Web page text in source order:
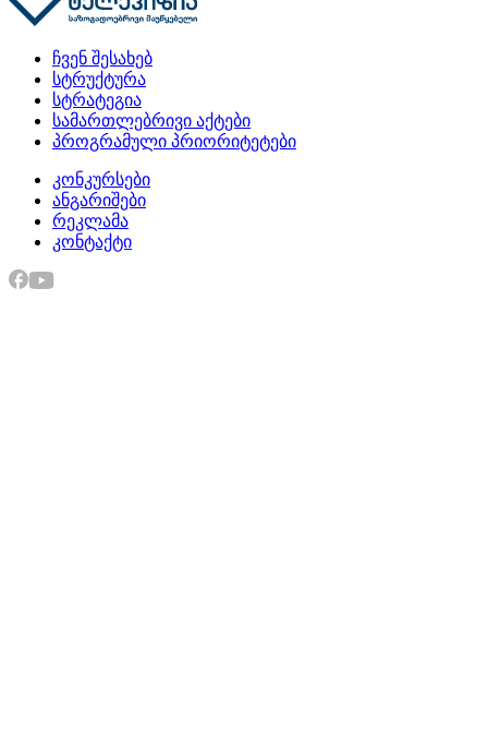
ჩვენ შესახებ
სტრუქტურა
სტრატეგია
სამართლებრივი აქტები
პროგრამული პრიორიტეტები
კონკურსები
ანგარიშები
რეკლამა
კონტაქტი